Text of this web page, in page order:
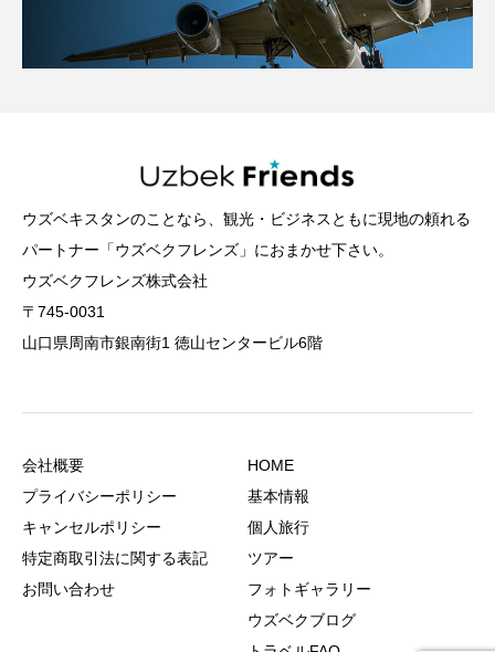
ウズベキスタンのことなら、観光・ビジネスともに現地の頼れる
パートナー「ウズベクフレンズ」におまかせ下さい。
ウズベクフレンズ株式会社
〒745-0031
山口県周南市銀南街1 徳山センタービル6階
会社概要
プライバシーポリシー
キャンセルポリシー
特定商取引法に関する表記
お問い合わせ
HOME
基本情報
個人旅行
ツアー
フォトギャラリー
ウズベクブログ